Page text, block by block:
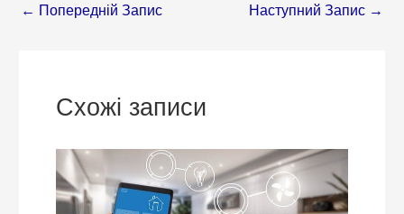
← Попередній Запис Наступний Запис →
Схожі записи